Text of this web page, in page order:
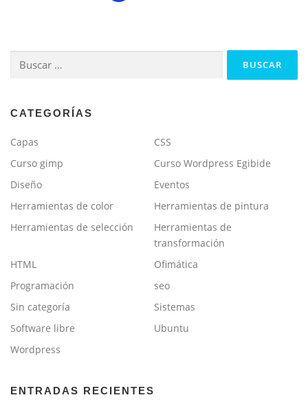
Buscar:
CATEGORÍAS
Capas
CSS
Curso gimp
Curso Wordpress Egibide
Diseño
Eventos
Herramientas de color
Herramientas de pintura
Herramientas de selección
Herramientas de
transformación
HTML
Ofimática
Programación
seo
Sin categoría
Sistemas
Software libre
Ubuntu
Wordpress
ENTRADAS RECIENTES